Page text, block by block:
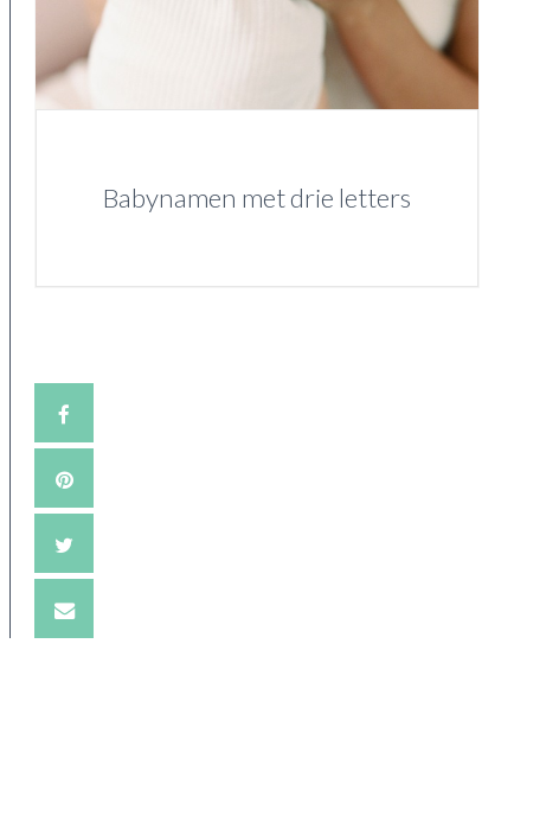
Babynamen met drie letters